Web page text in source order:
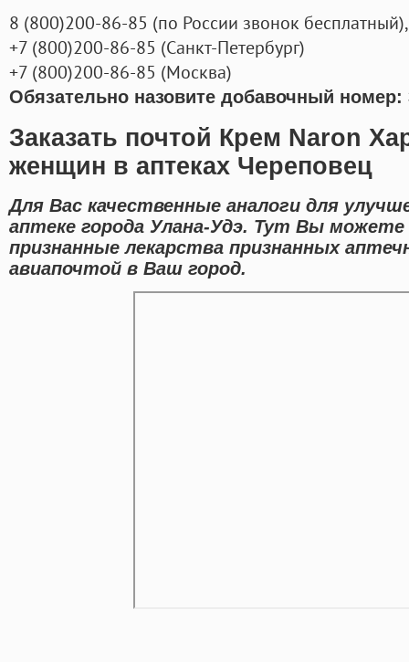
8 (800)200-86-85 (по России звонок бесплатный),
+7 (800)200-86-85 (Санкт-Петербург)
+7 (800)200-86-85 (Москва)
Обязательно назовите добавочный номер:
Заказать почтой Крем Naron
женщин в аптеках Череповец
Для Вас качественные аналоги для
аптеке города Улана-Удэ. Тут Вы
признанные лекарства признанных
авиапочтой в Ваш город.